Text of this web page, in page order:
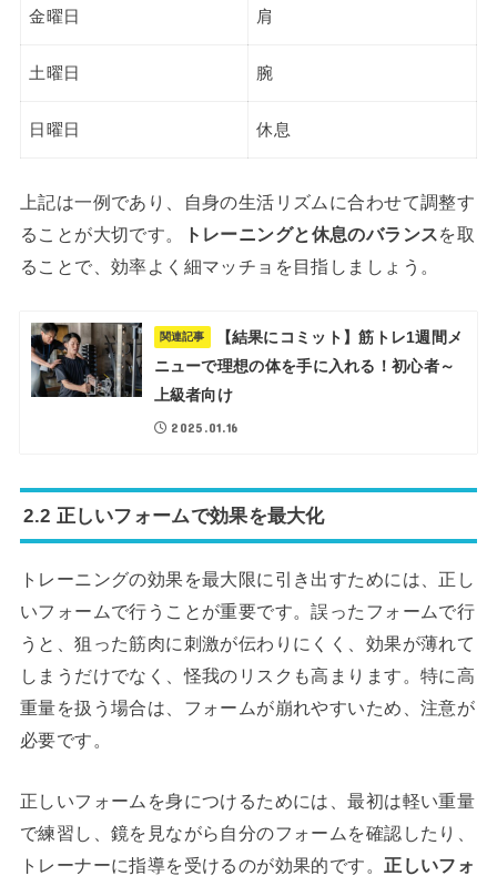
金曜日 肩
土曜日 腕
日曜日 休息
上記は一例であり、自身の生活リズムに合わせて調整す
ることが大切です。
トレーニングと休息のバランスを取
ることで、効率よく細マッチョを目指しましょう。
関連記事
【結果にコミット】筋トレ1週間メ
ニューで理想の体を手に入れる！初心者～
上級者向け
2025.01.16
2.2 正しいフォームで効果を最大化
トレーニングの効果を最大限に引き出すためには、正し
いフォームで行うことが重要です。誤ったフォームで行
うと、狙った筋肉に刺激が伝わりにくく、効果が薄れて
しまうだけでなく、怪我のリスクも高まります。特に高
重量を扱う場合は、フォームが崩れやすいため、注意が
必要です。
正しいフォームを身につけるためには、最初は軽い重量
で練習し、鏡を見ながら自分のフォームを確認したり、
トレーナーに指導を受けるのが効果的です。 正しいフォ